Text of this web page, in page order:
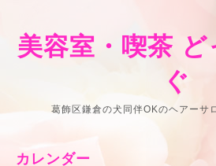
美容室・喫茶
ぐ
葛飾区鎌倉の犬同伴OKのヘアーサ
カレンダー